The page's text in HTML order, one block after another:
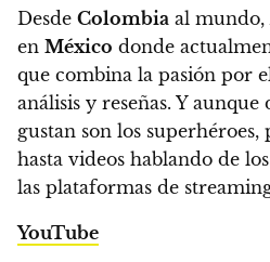
Desde Colombia al mundo,
en México donde
que combina la pasión por
análisis y reseñas. Y
gustan son los
hasta videos hablando de
las plataformas de
YouTube